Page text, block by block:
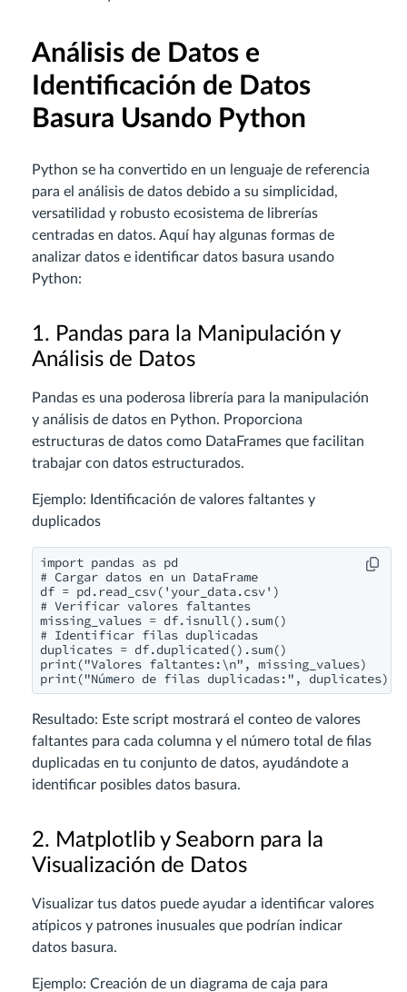
Análisis de Datos e
Identificación de Datos
Basura Usando Python
Python se ha convertido en un lenguaje de referencia
para el análisis de datos debido a su simplicidad,
versatilidad y robusto ecosistema de librerías
centradas en datos. Aquí hay algunas formas de
analizar datos e identificar datos basura usando
Python:
1. Pandas para la Manipulación y
Análisis de Datos
Pandas es una poderosa librería para la manipulación
y análisis de datos en Python. Proporciona
estructuras de datos como DataFrames que facilitan
trabajar con datos estructurados.
Ejemplo: Identificación de valores faltantes y
duplicados
import pandas as pd
# Cargar datos en un DataFrame
df = pd.read_csv('your_data.csv')
# Verificar valores faltantes
missing_values = df.isnull().sum()
# Identificar filas duplicadas
duplicates = df.duplicated().sum()
print("Valores faltantes:\n", missing_values)
print("Número de filas duplicadas:", duplicates)
Resultado: Este script mostrará el conteo de valores
faltantes para cada columna y el número total de filas
duplicadas en tu conjunto de datos, ayudándote a
identificar posibles datos basura.
2. Matplotlib y Seaborn para la
Visualización de Datos
Visualizar tus datos puede ayudar a identificar valores
atípicos y patrones inusuales que podrían indicar
datos basura.
Ejemplo: Creación de un diagrama de caja para